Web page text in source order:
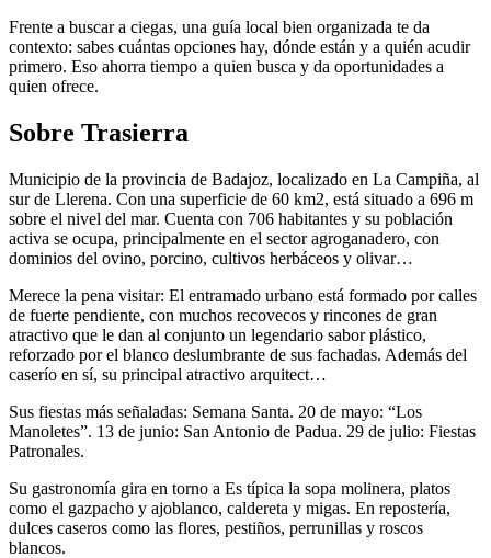
Frente a buscar a ciegas, una guía local bien organizada te da
contexto: sabes cuántas opciones hay, dónde están y a quién acudir
primero. Eso ahorra tiempo a quien busca y da oportunidades a
quien ofrece.
Sobre Trasierra
Municipio de la provincia de Badajoz, localizado en La Campiña, al
sur de Llerena. Con una superficie de 60 km2, está situado a 696 m
sobre el nivel del mar. Cuenta con 706 habitantes y su población
activa se ocupa, principalmente en el sector agroganadero, con
dominios del ovino, porcino, cultivos herbáceos y olivar…
Merece la pena visitar: El entramado urbano está formado por calles
de fuerte pendiente, con muchos recovecos y rincones de gran
atractivo que le dan al conjunto un legendario sabor plástico,
reforzado por el blanco deslumbrante de sus fachadas. Además del
caserío en sí, su principal atractivo arquitect…
Sus fiestas más señaladas: Semana Santa. 20 de mayo: “Los
Manoletes”. 13 de junio: San Antonio de Padua. 29 de julio: Fiestas
Patronales.
Su gastronomía gira en torno a Es típica la sopa molinera, platos
como el gazpacho y ajoblanco, caldereta y migas. En repostería,
dulces caseros como las flores, pestiños, perrunillas y roscos
blancos.